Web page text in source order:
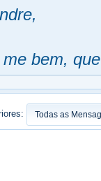
bem,